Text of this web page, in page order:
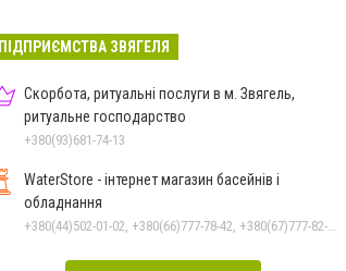
ПІДПРИЄМСТВА ЗВЯГЕЛЯ
Скорбота, ритуальні послуги в м. Звягель,
ритуальне господарство
+380(93)681-74-13
WaterStore - інтернет магазин басейнів і
обладнання
+380(44)502-01-02, +380(66)777-78-42, +380(67)777-82-19, +380(67)890-80-80, +380(73)890-80-80, +380(44)502-01-03